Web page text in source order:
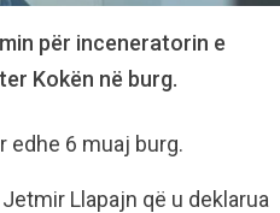
për inceneratorin e
Kokën në burg.
edhe 6 muaj burg.
Llapajn që u deklarua